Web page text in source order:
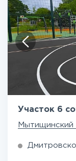
Участок 6
Мытищинский